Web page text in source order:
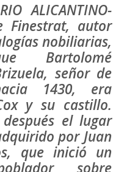
ALICANTINO-
Finestrat, autor
nobiliarias,
Bartolomé
señor de
1430, era
y su castillo.
el lugar
por Juan
que inició un